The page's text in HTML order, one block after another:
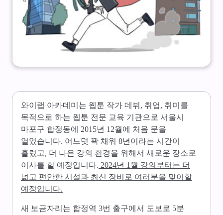
와이랩 아카데미는 웹툰 작가 데뷔, 취업, 취미를
목적으로 하는 웹툰 전문 교육 기관으로 서울시
마포구 합정동에 2015년 12월에 처음 문을
열었습니다. 어느덧 꽉 채워 8년이라는 시간이
흘렀고, 더 나은 강의 환경을 위해서 새로운 장소로
이사를 할 예정입니다. 2024년 1월 강의부터는 더
넓고 편안한 시설과 최신 장비로 여러분을 맞이할
예정입니다.
새 보금자리는 합정역 3번 출구에서 도보로 5분